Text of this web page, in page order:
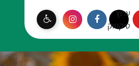
ערוץ
טיקטוק